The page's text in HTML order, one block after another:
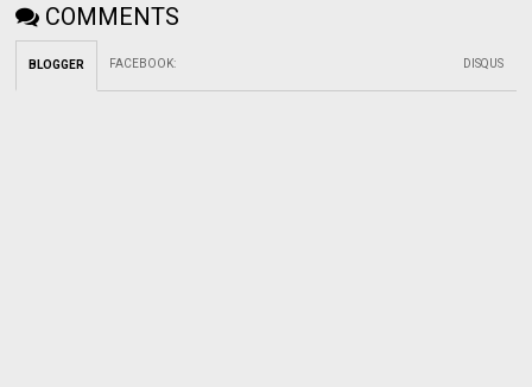
COMMENTS
BLOGGER FACEBOOK: DISQUS